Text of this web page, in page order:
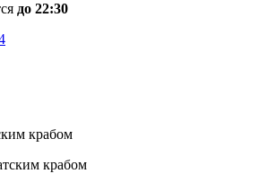
до 22:30
крабом